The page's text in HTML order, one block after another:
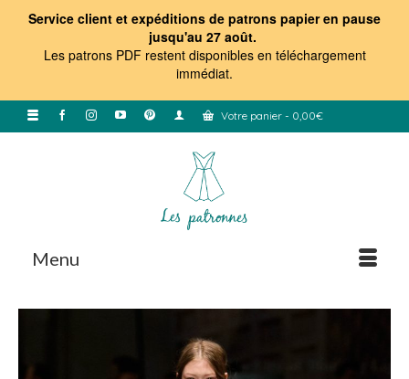
Service client et expéditions de patrons papier en pause
jusqu'au 27 août.
Les patrons PDF restent disponibles en téléchargement
immédiat.
Votre panier - 0,00€
Menu